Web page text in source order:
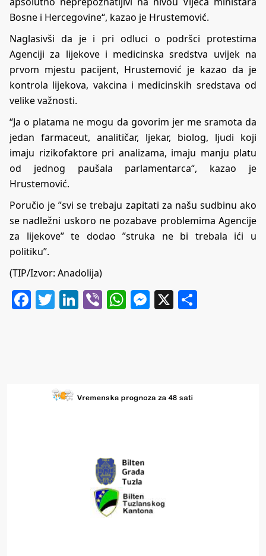
Bosne i Hercegovine“, kazao je Hrustemović.
Naglasivši da je i pri odluci o podršci protestima
Agenciji za lijekove i medicinska sredstva uvijek na
prvom mjestu pacijent, Hrustemović je kazao da je
kontrola lijekova, vakcina i medicinskih sredstava od
velike važnosti.
“Ja o platama ne mogu da govorim jer me sramota da
jedan farmaceut, analitičar, ljekar, biolog, ljudi koji
imaju rizikofaktore pri analizama, imaju manju platu
od jednog paušala parlamentarca“, kazao je
Hrustemović.
Poručio je ”svi se trebaju zapitati za našu sudbinu ako
se nadležni uskoro ne pozabave problemima Agencije
za lijekove” te dodao ”struka ne bi trebala ići u
politiku”.
(TIP/Izvor: Anadolija)
Facebook
Twitter
LinkedIn
ViberWhatsApp
Messenger
X